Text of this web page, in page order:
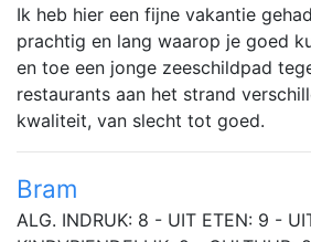
Ik heb hier een fijne vakantie
prachtig en lang waarop je goed
en toe een jonge zeeschildpad
restaurants aan het strand
kwaliteit, van slecht tot goed.
Bram
ALG. INDRUK: 8 - UIT ETEN: 9 -